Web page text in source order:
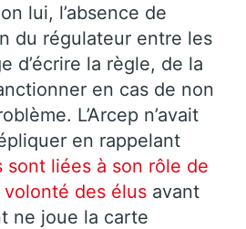
lui, l’absence de
du régulateur entre les
d’écrire la règle, de la
en cas de non
L’Arcep n’avait
en rappelant
sont liées à son rôle de
des élus avant
ne joue la carte